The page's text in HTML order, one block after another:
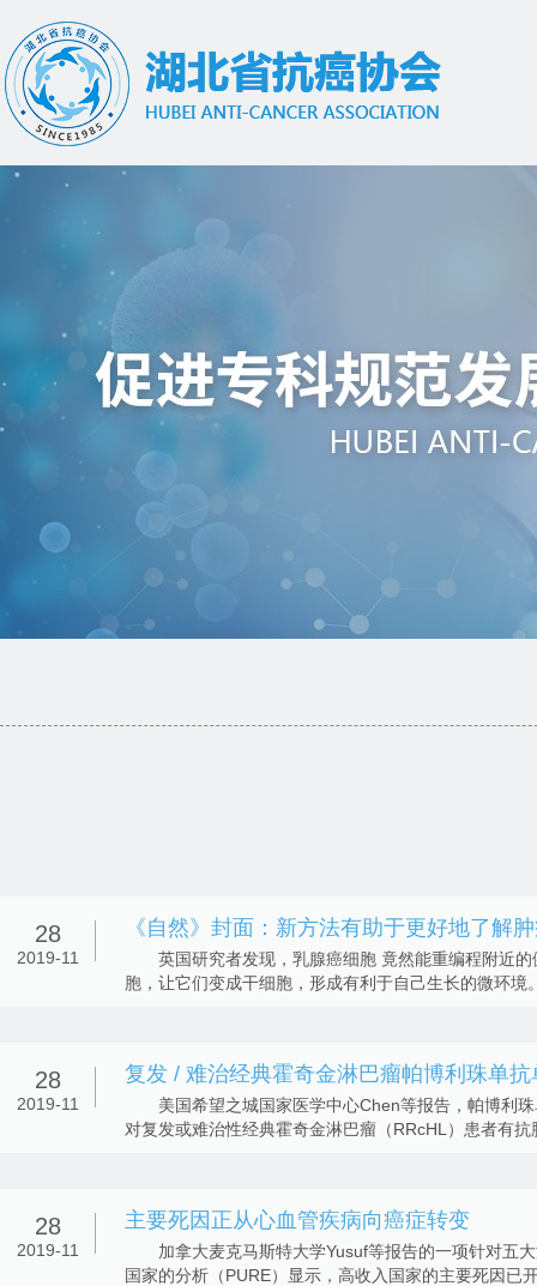
28
2019-11
《自然》封面：新方法有助于更好地了解
英国研究者发现，乳腺癌细胞 竟然能重编程附近的
胞，让它们变成干细胞，形成有利于自己生长的微环境
28
2019-11
美国希望之城国家医学中心Chen等报告，帕博利珠
对复发或难治性经典霍奇金淋巴瘤（RRcHL）患者有抗
28
2019-11
主要死因正从心血管疾病向癌症转变
加拿大麦克马斯特大学Yusuf等报告的一项针对五
国家的分析（PURE）显示，高收入国家的主要死因已